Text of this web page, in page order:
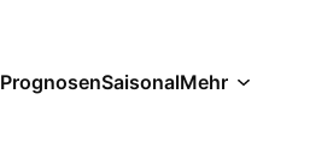
PrognosenSaisonalMehr